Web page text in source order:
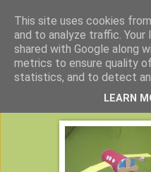
Peuterklas
This site uses cookies
and to analyze traffic. Your
shared with Google along
metrics to ensure quality
statistics, and to detect
LEARN